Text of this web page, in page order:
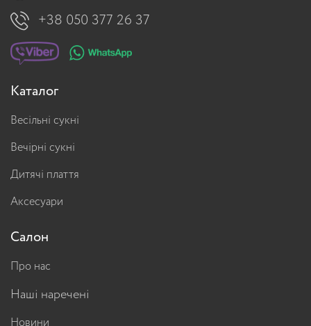
+38 050 377 26 37
Каталог
Весільні сукні
Вечірні сукні
Дитячі плаття
Аксесуари
Салон
Про нас
Наші наречені
Новини